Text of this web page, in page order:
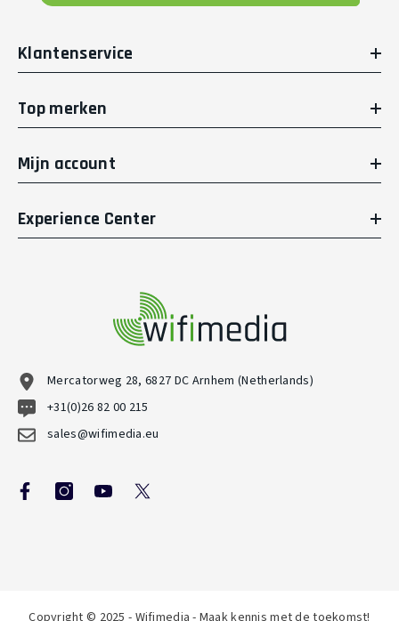
Klantenservice
Top merken
Mijn account
Experience Center
Mercatorweg 28, 6827 DC Arnhem (Netherlands)
+31(0)26 82 00 215
sales@wifimedia.eu
Copyright © 2025 - Wifimedia - Maak kennis met de toekomst!